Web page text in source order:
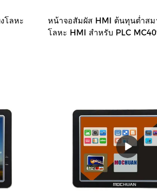
โลหะ
หน้าจอสัมผัส HMI ต้นทุนต่ำสม
โลหะ HMI สำหรับ PLC